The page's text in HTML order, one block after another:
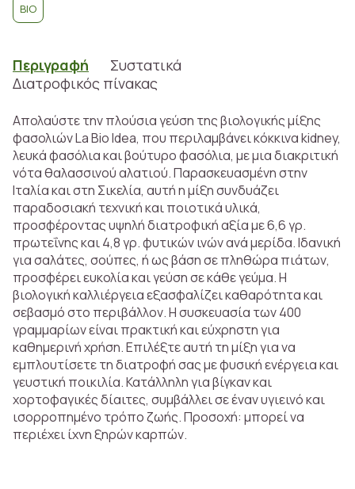
BIO
Περιγραφή
Συστατικά
Διατροφικός πίνακας
Απολαύστε την πλούσια γεύση της βιολογικής μίξης
φασολιών La Bio Idea, που περιλαμβάνει κόκκινα kidney,
λευκά φασόλια και βούτυρο φασόλια, με μια διακριτική
νότα θαλασσινού αλατιού. Παρασκευασμένη στην
Ιταλία και στη Σικελία, αυτή η μίξη συνδυάζει
παραδοσιακή τεχνική και ποιοτικά υλικά,
προσφέροντας υψηλή διατροφική αξία με 6,6 γρ.
πρωτεΐνης και 4,8 γρ. φυτικών ινών ανά μερίδα. Ιδανική
για σαλάτες, σούπες, ή ως βάση σε πληθώρα πιάτων,
προσφέρει ευκολία και γεύση σε κάθε γεύμα. Η
βιολογική καλλιέργεια εξασφαλίζει καθαρότητα και
σεβασμό στο περιβάλλον. Η συσκευασία των 400
γραμμαρίων είναι πρακτική και εύχρηστη για
καθημερινή χρήση. Επιλέξτε αυτή τη μίξη για να
εμπλουτίσετε τη διατροφή σας με φυσική ενέργεια και
γευστική ποικιλία. Κατάλληλη για βίγκαν και
χορτοφαγικές δίαιτες, συμβάλλει σε έναν υγιεινό και
ισορροπημένο τρόπο ζωής. Προσοχή: μπορεί να
περιέχει ίχνη ξηρών καρπών.